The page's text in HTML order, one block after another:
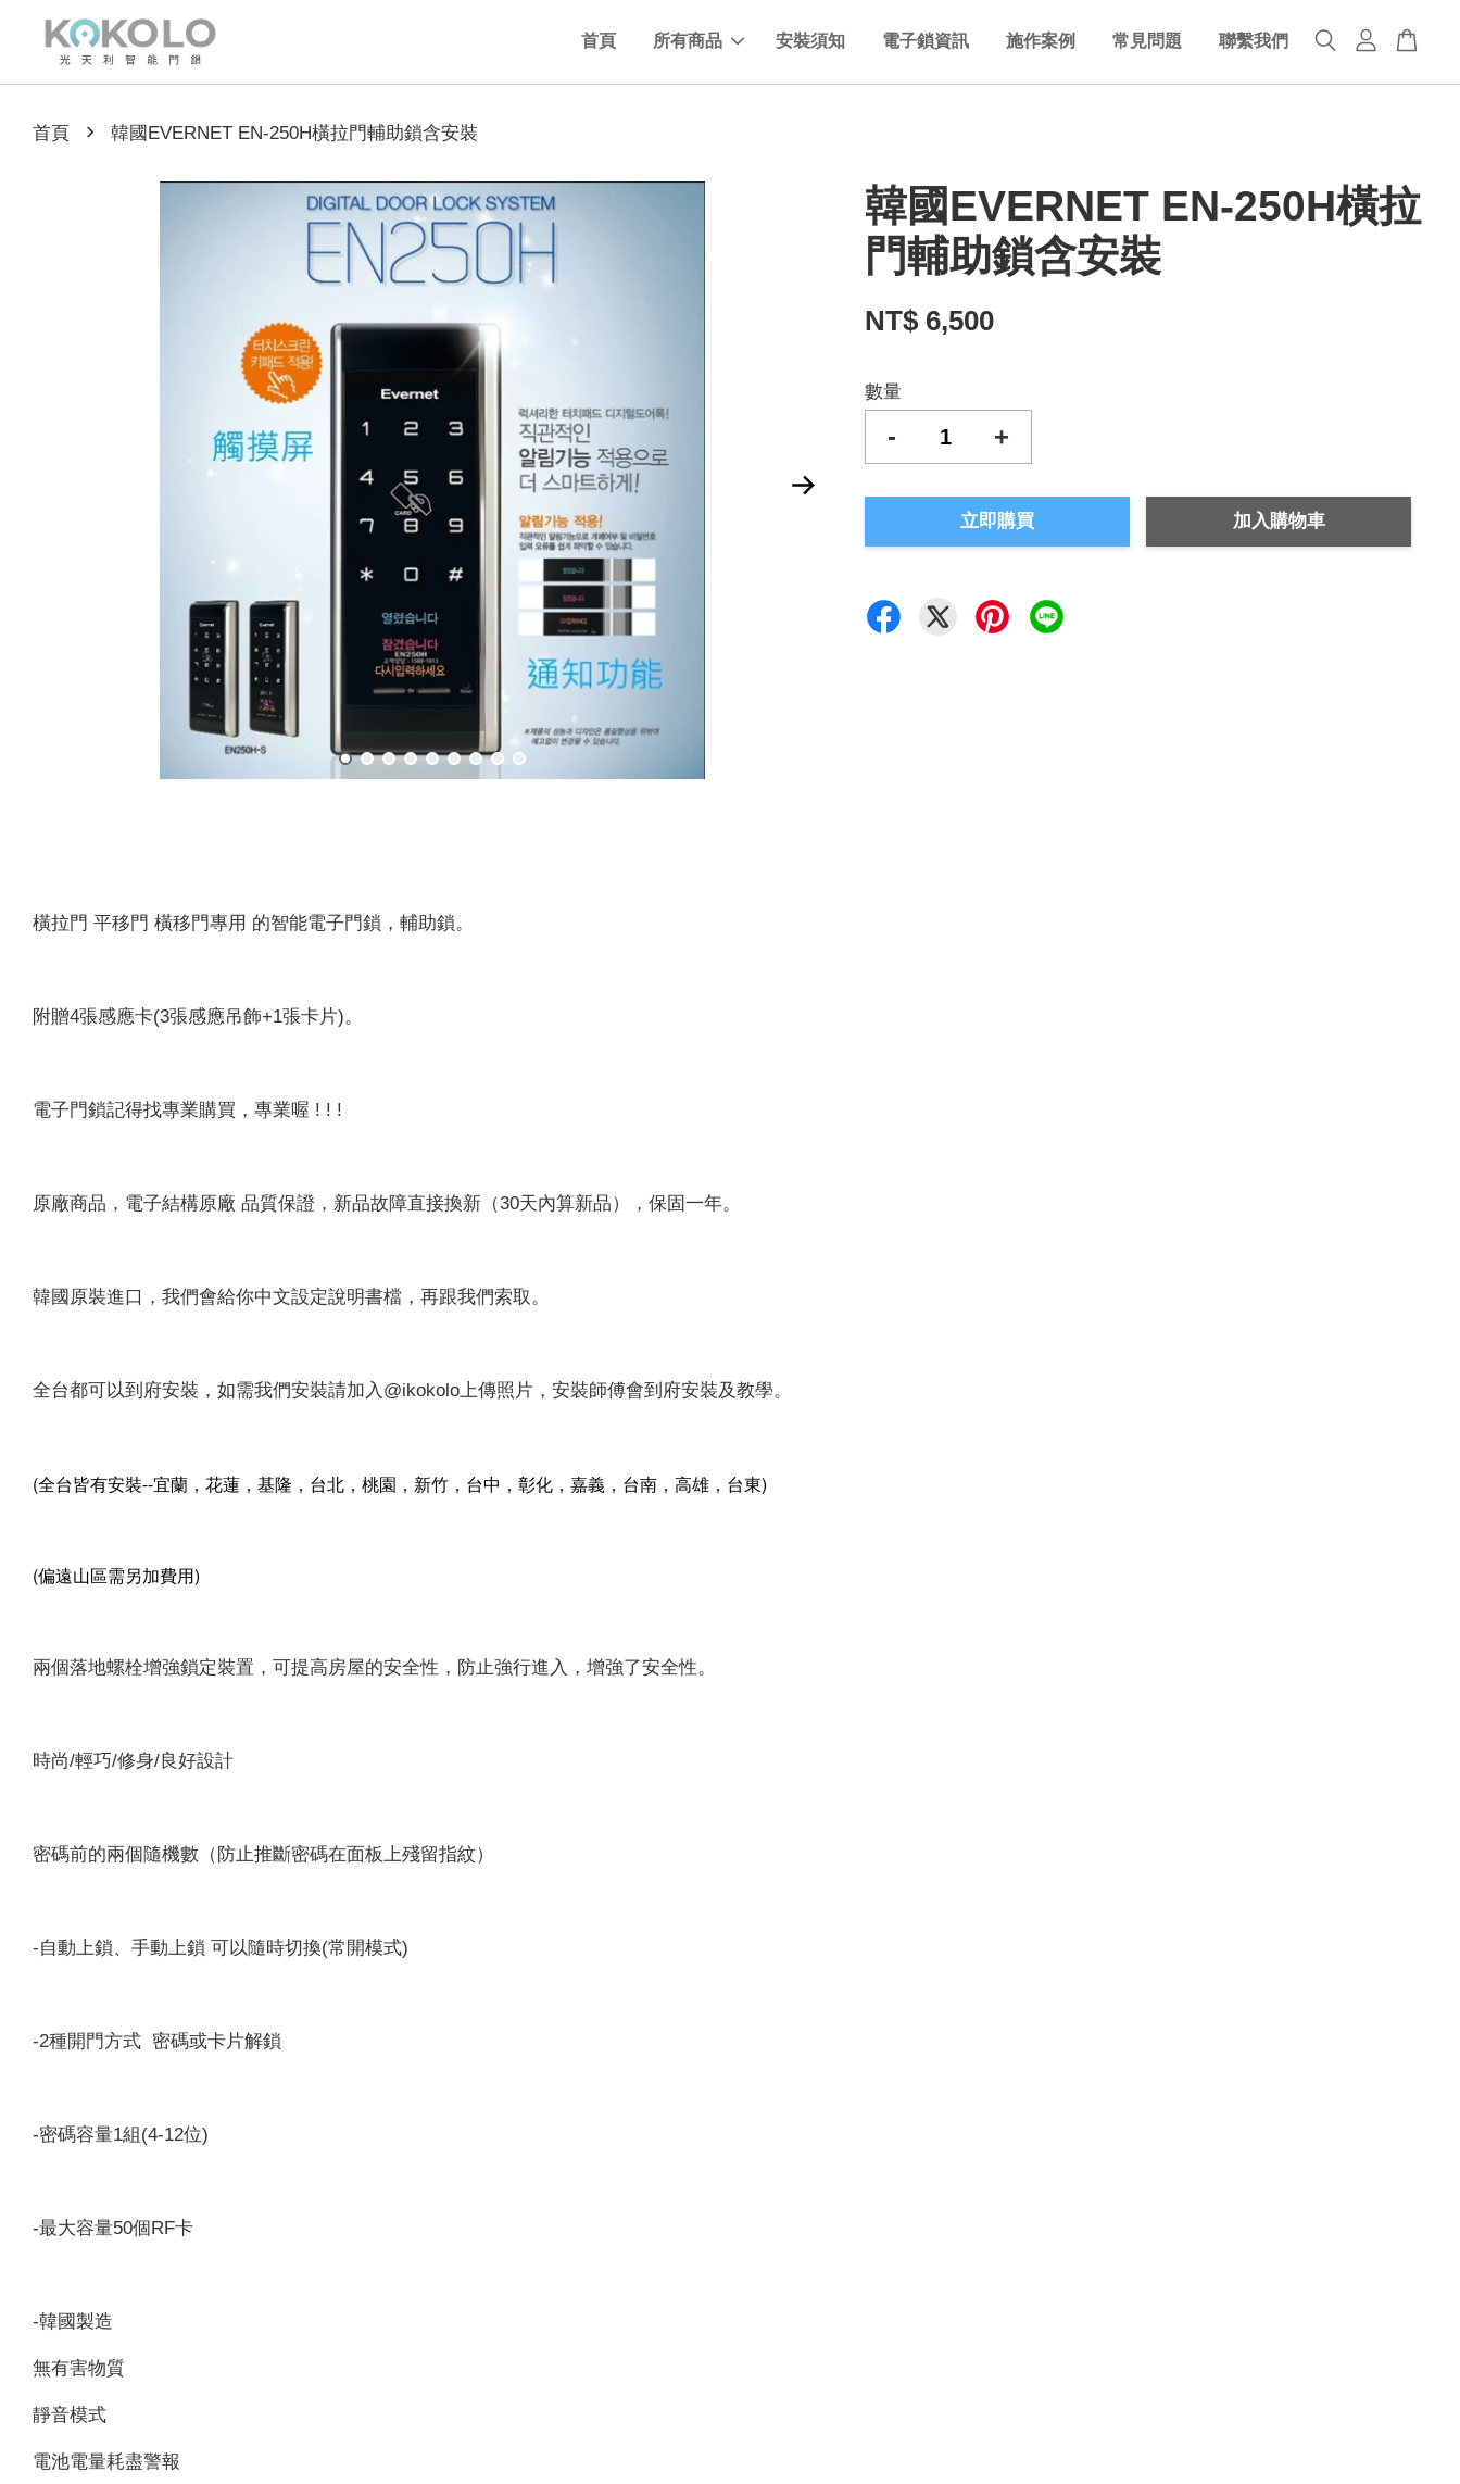
首頁 所有商品 安裝須知 電子鎖資訊 施作案例 常見問題 聯繫我們
首頁 › 韓國EVERNET EN-250H橫拉門輔助鎖含安裝
韓國EVERNET EN-250H橫拉
門輔助鎖含安裝
NT$ 6,500
數量
- +
立即購買 加入購物車
橫拉門 平移門 橫移門專用 的智能電子門鎖，輔助鎖。
附贈4張感應卡(3張感應吊飾+1張卡片)。
電子門鎖記得找專業購買，專業喔 ! ! !
原廠商品，電子結構原廠 品質保證，新品故障直接換新（30天內算新品），保固一年。
韓國原裝進口，我們會給你中文設定說明書檔，再跟我們索取。
全台都可以到府安裝，如需我們安裝請加入@ikokolo上傳照片，安裝師傅會到府安裝及教學。
(全台皆有安裝--宜蘭，花蓮，基隆，台北，桃園，新竹，台中，彰化，嘉義，台南，高雄，台東)
(偏遠山區需另加費用)
兩個落地螺栓增強鎖定裝置，可提高房屋的安全性，防止強行進入，增強了安全性。
時尚/輕巧/修身/良好設計
密碼前的兩個隨機數（防止推斷密碼在面板上殘留指紋）
-自動上鎖、手動上鎖 可以隨時切換(常開模式)
-2種開門方式 密碼或卡片解鎖
-密碼容量1組(4-12位)
-最大容量50個RF卡
-韓國製造
無有害物質
靜音模式
電池電量耗盡警報